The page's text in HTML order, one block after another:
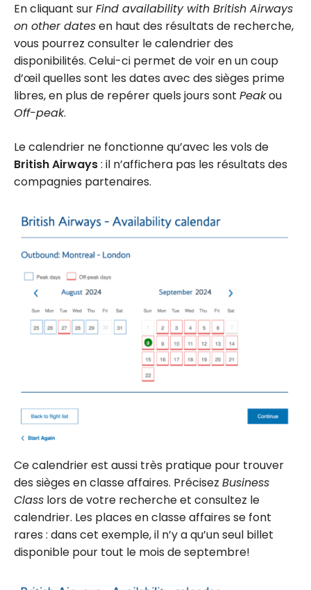
En cliquant surFind availability with British Airways
on other datesen haut des résultats de recherche,
vous pourrez consulter le calendrier des
disponibilités. Celui-ci permet de voir en un coup
d’œil quelles sont les dates avec des sièges prime
libres, en plus de repérer quels jours sont Peakou
Off-peak.
Le calendrier ne fonctionne qu’avec les vols de
British Airways: il n’affichera pas les résultats des
compagnies partenaires.
Ce calendrier est aussi très pratique pour trouver
des sièges en classe affaires. Précisez Business
Class lors de votre recherche et consultez le
calendrier. Les places en classe affaires se font
rares : dans cet exemple, il n’y a qu’un seul billet
disponible pour tout le mois de septembre!